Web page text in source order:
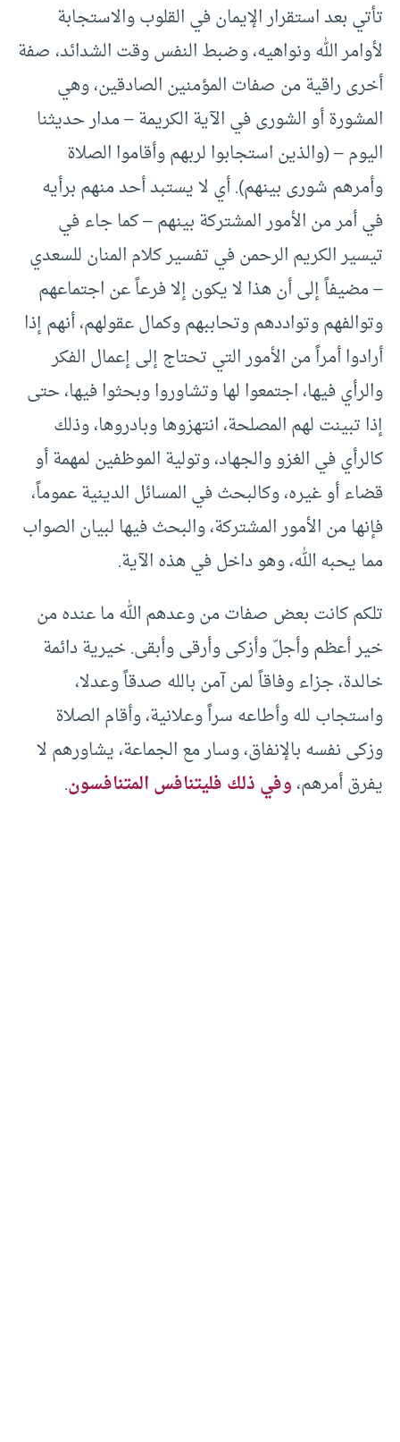
تأتي بعد استقرار الإيمان في القلوب والاستجابة
لأوامر الله ونواهيه، وضبط النفس وقت الشدائد، صفة
أخرى راقية من صفات المؤمنين الصادقين، وهي
المشورة أو الشورى في الآية الكريمة – مدار حديثنا
اليوم – (والذين استجابوا لربهم وأقاموا الصلاة
وأمرهم شورى بينهم). أي لا يستبد أحد منهم برأيه
في أمر من الأمور المشتركة بينهم – كما جاء في
تيسير الكريم الرحمن في تفسير كلام المنان للسعدي
– مضيفاً إلى أن هذا لا يكون إلا فرعاً عن اجتماعهم
وتوالفهم وتواددهم وتحاببهم وكمال عقولهم، أنهم إذا
أرادوا أمراً من الأمور التي تحتاج إلى إعمال الفكر
والرأي فيها، اجتمعوا لها وتشاوروا وبحثوا فيها، حتى
إذا تبينت لهم المصلحة، انتهزوها وبادروها، وذلك
كالرأي في الغزو والجهاد، وتولية الموظفين لمهمة أو
قضاء أو غيره، وكالبحث في المسائل الدينية عموماً،
فإنها من الأمور المشتركة، والبحث فيها لبيان الصواب
مما يحبه الله، وهو داخل في هذه الآية.
تلكم كانت بعض صفات من وعدهم الله ما عنده من
خير أعظم وأجلّ وأزكى وأرقى وأبقى. خيرية دائمة
خالدة، جزاء وفاقاً لمن آمن بالله صدقاً وعدلا،
واستجاب لله وأطاعه سراً وعلانية، وأقام الصلاة
وزكى نفسه بالإنفاق، وسار مع الجماعة، يشاورهم لا
يفرق أمرهم،وفي ذلك فليتنافس المتنافسون.